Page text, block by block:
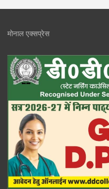
मोनाल एक्सप्रेस